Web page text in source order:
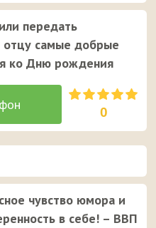
передать
самые добрые
ко Дню рождения
0
чувство юмора и
в себе! – ВВП